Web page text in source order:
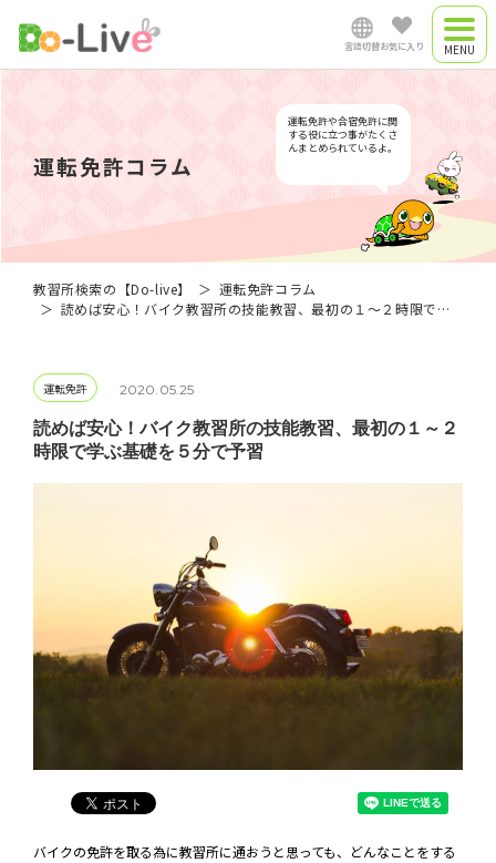
言語切替
中文简体
Myanmar
お気に入り
合宿プラン
通学教習所
運転免許コラム
運転免許や合宿免許に関
する役に立つ事がたくさ
んまとめられているよ。
教習所検索の【Do-live】
運転免許コラム
読めば安心！バイク教習所の技能教習、最初の１～２時限で学ぶ基礎を５分で予習
運転免許 2020.05.25
読めば安心！バイク教習所の技能教習、最初の１～２
時限で学ぶ基礎を５分で予習
バイクの免許を取る為に教習所に通おうと思っても、どんなことをする